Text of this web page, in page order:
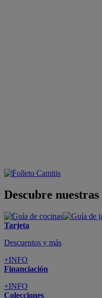
Descubre nuestras
Tarjeta
Descuentos y más
+INFO
Financiación
+INFO
Colecciones